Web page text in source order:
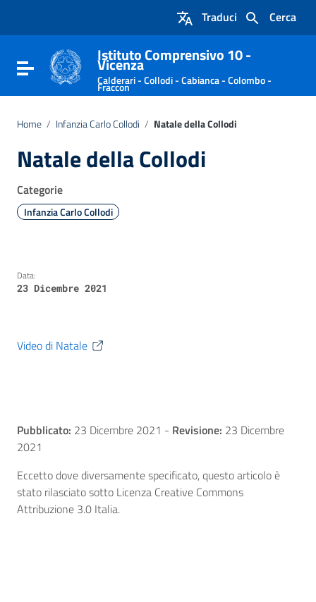
Vai al footer
Cerca
Traduci
Attiva / disattiva la navigazione
Istituto Comprensivo 10 -
Vicenza
Calderari - Collodi - Cabianca - Colombo -
Fraccon
Home / Infanzia Carlo Collodi / Natale della Collodi
Natale della Collodi
Categorie
Infanzia Carlo Collodi
Data:
23 Dicembre 2021
Video di Natale
Pubblicato: 23 Dicembre 2021 - Revisione: 23 Dicembre
2021
Eccetto dove diversamente specificato, questo articolo è
stato rilasciato sotto Licenza Creative Commons
Attribuzione 3.0 Italia.